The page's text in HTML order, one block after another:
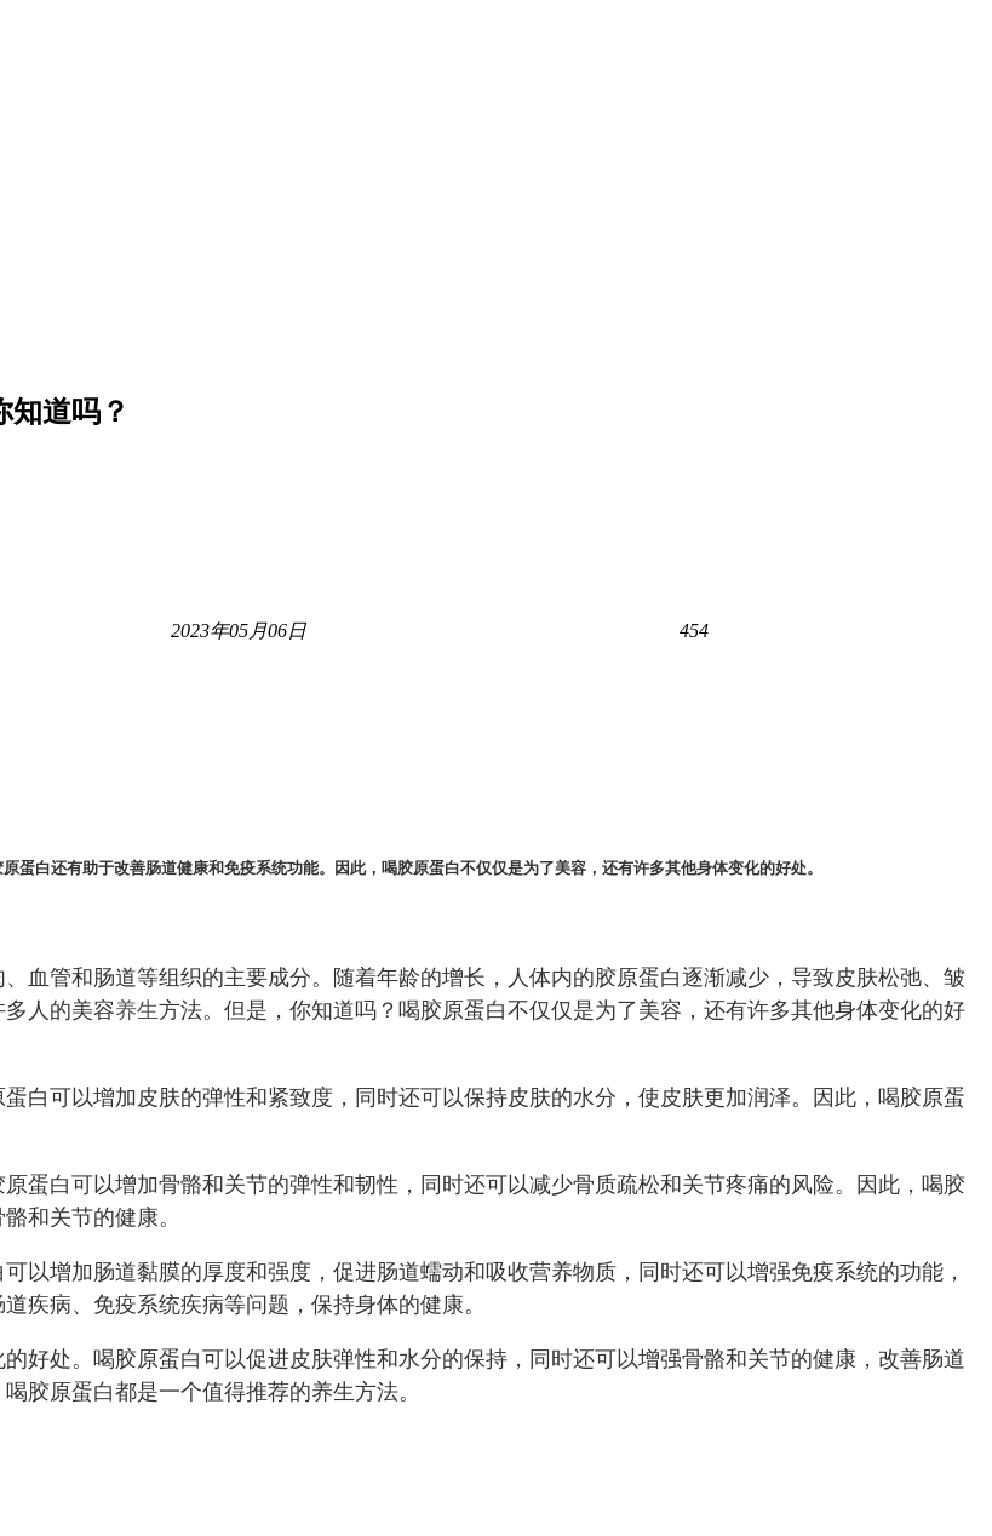
知道吗？
2023年05月06日 454
白还有助于改善肠道健康和免疫系统功能。因此，喝胶原蛋白不仅仅是为了美容，还有许多其他身体变化的好处。
血管和肠道等组织的主要成分。随着年龄的增长，人体内的胶原蛋白逐渐减少，导致皮肤松弛、皱
人的美容养生方法。但是，你知道吗？喝胶原蛋白不仅仅是为了美容，还有许多其他身体变化的好
白可以增加皮肤的弹性和紧致度，同时还可以保持皮肤的水分，使皮肤更加润泽。因此，喝胶原蛋
蛋白可以增加骨骼和关节的弹性和韧性，同时还可以减少骨质疏松和关节疼痛的风险。因此，喝胶
和关节的健康。
以增加肠道黏膜的厚度和强度，促进肠道蠕动和吸收营养物质，同时还可以增强免疫系统的功能，
疾病、免疫系统疾病等问题，保持身体的健康。
好处。喝胶原蛋白可以促进皮肤弹性和水分的保持，同时还可以增强骨骼和关节的健康，改善肠道
胶原蛋白都是一个值得推荐的养生方法。